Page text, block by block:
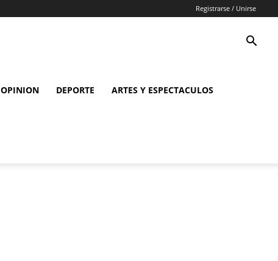
Registrarse / Unirse
OPINION DEPORTE ARTES Y ESPECTACULOS